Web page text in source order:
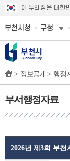
이 누리집은 대한
부천시청 구청
> 정보공개 > 행정
부서행정자료
2026년 제3회 부천